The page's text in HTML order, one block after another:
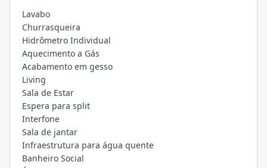
Lavabo
Churrasqueira
Hidrômetro Individual
Aquecimento a Gás
Acabamento em gesso
Living
Sala de Estar
Espera para split
Interfone
Sala de jantar
Infraestrutura para água quente
Banheiro Social